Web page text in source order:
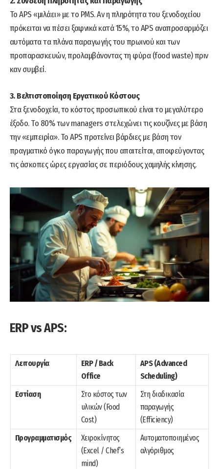
Το APS «μιλάει» με το PMS. Αν η πληρότητα του ξενοδοχείου
πρόκειται να πέσει ξαφνικά κατά 15%, το APS αναπροσαρμόζει
αυτόματα τα πλάνα παραγωγής του πρωινού και των
προπαρασκευών, προλαμβάνοντας τη φύρα (food waste) πριν
καν συμβεί.
3. Βελτιστοποίηση Εργατικού Κόστους
Στα ξενοδοχεία, το κόστος προσωπικού είναι το μεγαλύτερο
έξοδο. Το 80% των managers στελεχώνει τις κουζίνες με βάση
την «εμπειρία». Το APS προτείνει βάρδιες με βάση τον
πραγματικό όγκο παραγωγής που απαιτείται, αποφεύγοντας
τις άσκοπες ώρες εργασίας σε περιόδους χαμηλής κίνησης.
ERP vs APS:
Λειτουργία
ERP / Back
Office
APS (Advanced
Scheduling)
Εστίαση
Στο κόστος των
υλικών (Food
Cost)
Στη διαδικασία
παραγωγής
(Efficiency)
Προγραμματισμός
Χειροκίνητος
(Excel / Chef’s
mind)
Αυτοματοποιημένος
αλγόριθμος